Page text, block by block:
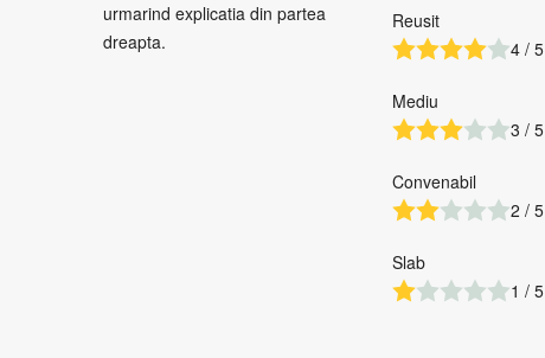
urmarind explicatia din partea
dreapta.
Reusit
4 / 5
Mediu
3 / 5
Convenabil
2 / 5
Slab
1 / 5